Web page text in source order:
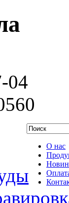
04
О нас